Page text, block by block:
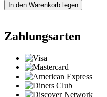
In den Warenkorb legen
Zahlungsarten